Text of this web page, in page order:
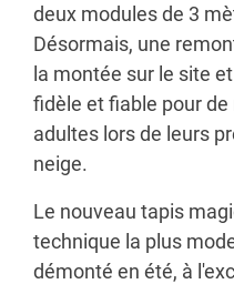
deux modules de 3
Désormais, une
la montée sur le site
fidèle et fiable pour
adultes lors de leurs
neige.
Le nouveau tapis
technique la plus
démonté en été, à